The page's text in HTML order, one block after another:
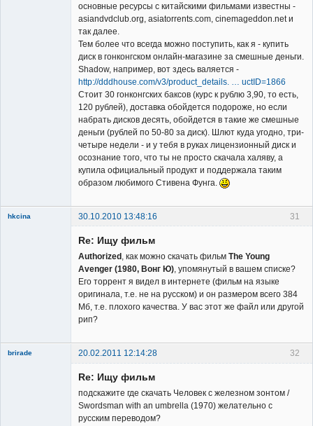
основные ресурсы с китайскими фильмами известны -
asiandvdclub.org, asiatorrents.com, cinemageddon.net и
так далее.
Тем более что всегда можно поступить, как я - купить
диск в гонконгском онлайн-магазине за смешные деньги.
Shadow, например, вот здесь валяется -
http://dddhouse.com/v3/product_details. … uctID=1866
Стоит 30 гонконгских баксов (курс к рублю 3,90, то есть,
120 рублей), доставка обойдется подороже, но если
набрать дисков десять, обойдется в такие же смешные
деньги (рублей по 50-80 за диск). Шлют куда угодно, три-
четыре недели - и у тебя в руках лицензионный диск и
осознание того, что ты не просто скачала халяву, а
купила официальный продукт и поддержала таким
образом любимого Стивена Фунга.
31
hkcina
30.10.2010 13:48:16
Re: Ищу фильм
Authorized , как можно скачать фильм The Young
Avenger (1980, Вонг Ю), упомянутый в вашем списке?
Его торрент я видел в интeрнете (фильм на языке
оригинала, т.е. не на русском) и он размером всего 384
Мб, т.е. плохого качества. У вас этот же файл или другой
рип?
32
brirade
20.02.2011 12:14:28
Re: Ищу фильм
подскажите где скачать Человек с железном зонтом /
Swordsman with an umbrella (1970) желательно с
русским переводом?